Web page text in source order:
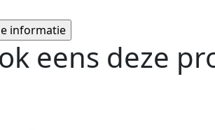
eens deze